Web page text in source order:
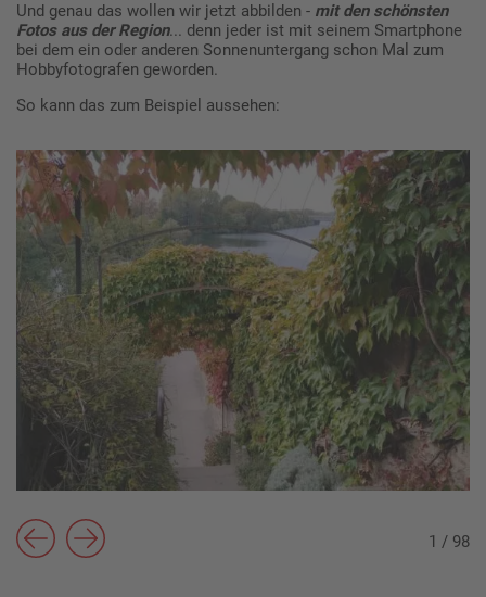
Und genau das wollen wir jetzt abbilden - mit den schönsten
Fotos aus der Region... denn jeder ist mit seinem Smartphone
bei dem ein oder anderen Sonnenuntergang schon Mal zum
Hobbyfotografen geworden.
So kann das zum Beispiel aussehen:
1 / 98